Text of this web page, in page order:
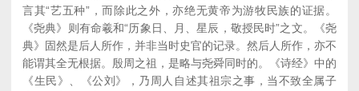
言其“艺五种”，而除此之外，亦绝无黄帝为游牧民族的证据。
《尧典》则有命羲和“历象日、月、星辰，敬授民时”之文。《尧
典》固然是后人所作，并非当时史官的记录。然后人所作，亦不
能谓其全无根据。殷周之祖，是略与尧舜同时的。《诗经》中的
《生民》、《公刘》，乃周人自述其祖宗之事，当不致全属子